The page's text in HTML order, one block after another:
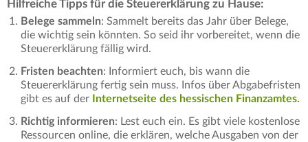
Hilfreiche Tipps für die Steuererklärung zu Hause:
Belege sammeln: Sammelt bereits das Jahr über Belege,
die wichtig sein könnten. So seid ihr vorbereitet, wenn die
Steuererklärung fällig wird.
Fristen beachten: Informiert euch, bis wann die
Steuererklärung fertig sein muss. Infos über Abgabefristen
gibt es auf der
Internetseite des hessischen Finanzamtes.
Richtig informieren: Lest euch ein. Es gibt viele kostenlose
Ressourcen online, die erklären, welche Ausgaben von der